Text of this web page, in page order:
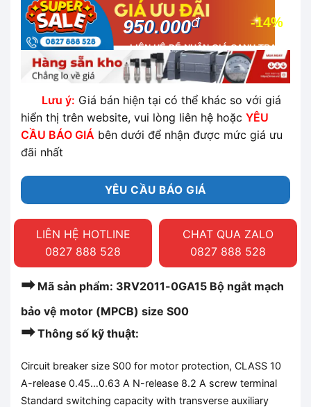
-14%
950.000đ
LIÊN HỆ ĐỂ NHẬN GIÁ CẠNH TRANH
NHẤT THỊ TRƯỜNG
Lưu ý: Giá bán hiện tại có thể khác so với giá
hiển thị trên website, vui lòng liên hệ hoặc YÊU
CẦU BÁO GIÁ bên dưới để nhận được mức giá ưu
đãi nhất
YÊU CẦU BÁO GIÁ
LIÊN HỆ HOTLINE
0827 888 528
CHAT QUA ZALO
0827 888 528
➡Mã sản phẩm: 3RV2011-0GA15 Bộ ngắt mạch
bảo vệ motor (MPCB) size S00
➡Thông số kỹ thuật:
Circuit breaker size S00 for motor protection, CLASS 10
A-release 0.45…0.63 A N-release 8.2 A screw terminal
Standard switching capacity with transverse auxiliary